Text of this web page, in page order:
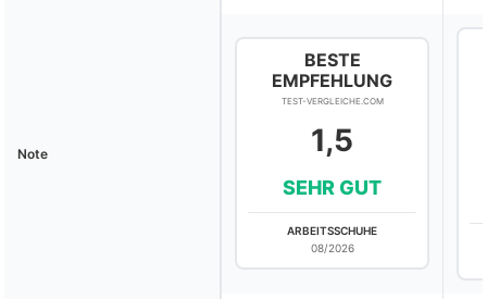
Note
BESTE
EMPFEHLUNG
TEST-VERGLEICHE.COM
1,5
SEHR GUT
ARBEITSSCHUHE
08/2026